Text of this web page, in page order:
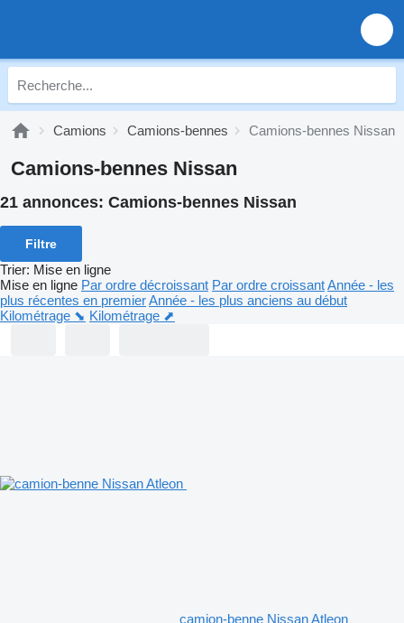
Camions Camions-bennes Camions-bennes Nissan
Camions-bennes Nissan
21 annonces: Camions-bennes Nissan
Filtre
Trier: Mise en ligne
Mise en ligne Par ordre décroissant Par ordre croissantAnnée - les
plus récentes en premierAnnée - les plus anciens au début
Kilométrage ⬊ Kilométrage ⬈
camion-benne Nissan Atleon